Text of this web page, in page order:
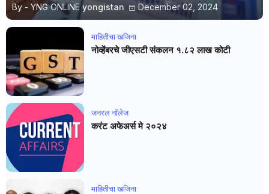
By - YNG ONLINE yongistan December 02, 2024
माहितीचा खजिना
नोव्हेंबरचे जीएसटी संकलन १.८२ लाख कोटी
जनरल नाॅलेज
करंट अफेअर्स मे २०२४
माहितीचा खजिना